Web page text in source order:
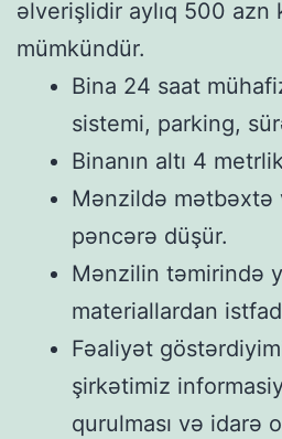
əlverişlidir aylıq 500 azn
mümkündür.
Bina 24 saat
sistemi, parking,
Binanın altı 4
Mənzildə mətbəxtə
pəncərə düşür.
Mənzilin təmirində
materiallardan
Fəaliyət
şirkətimiz
qurulması və idarə